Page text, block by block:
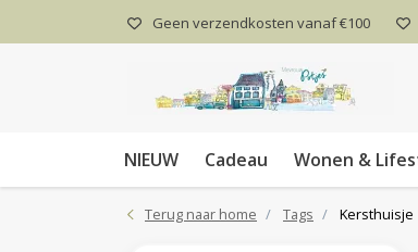
Geen verzendkosten vanaf €100
NIEUW Cadeau Wonen &
Terug naar home Tags Kersthuisje